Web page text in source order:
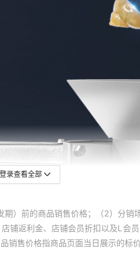
登录查看全部
）前的商品销售价格；（2）分
返利金、店铺会员折扣以及L会
售价格指商品页面当日展示的